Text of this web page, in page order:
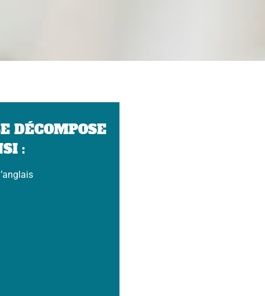
DÉCOMPOSE
: